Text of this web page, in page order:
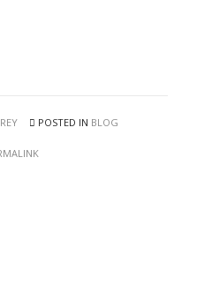
POSTED IN BLOG